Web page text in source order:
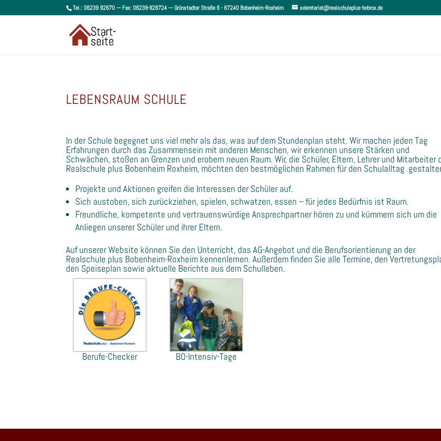
Tel.: 06239 92670 --- Fax: 06239-926724 --- Grünstadter Straße 6 - 67240 Bobenheim-Roxheim sekretariat@realschuleplus-bobrox.de
LEBENSRAUM SCHULE
In der Schule begegnet uns viel mehr als das, was auf dem Stundenplan steht. Wir machen jeden Tag
Erfahrungen durch das Zusammensein mit anderen Menschen, wir erkennen unsere Stärken und
Schwächen, stoßen an Grenzen und erobern neuen Raum. Wir, die Schüler, Eltern, Lehrer und Mitarbeiter
Realschule plus Bobenheim Roxheim, möchten den bestmöglichen Rahmen für den Schulalltag
Projekte und Aktionen greifen die Interessen der Schüler auf.
Sich austoben, sich zurückziehen, spielen, schwatzen, essen – für jedes Bedürfnis ist Raum.
Freundliche, kompetente und vertrauenswürdige Ansprechpartner hören zu und kümmern sich um die
Anliegen unserer Schüler und ihrer Eltern.
Auf unserer Website können Sie den Unterricht, das AG-Angebot und die Berufsorientierung an der
Realschule plus Bobenheim-Roxheim kennenlernen. Außerdem finden Sie alle Termine, den
den Speiseplan sowie aktuelle Berichte aus dem Schulleben.
Berufe-Checker BO-Intensiv-Tage